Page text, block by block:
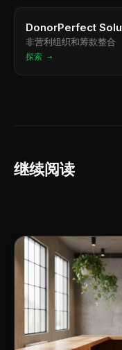
DonorPerfect
非营利组织和筹款整合
探索 →
继续阅读